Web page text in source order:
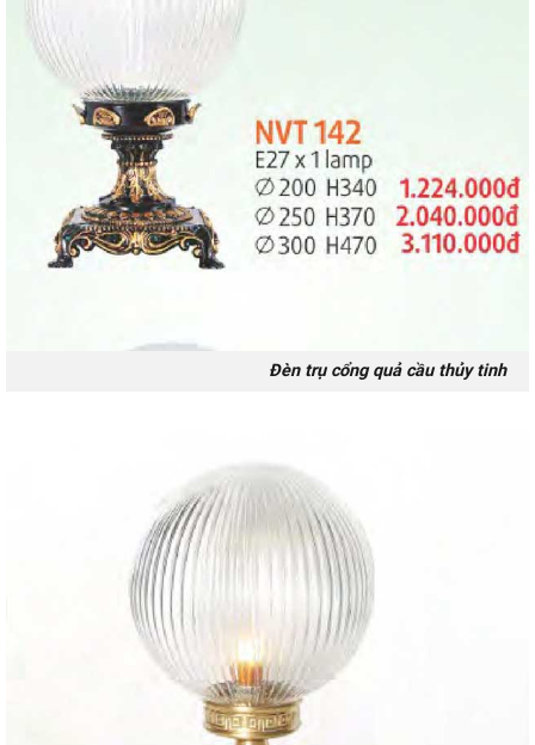
Đèn trụ cổng quả cầu thủy tinh